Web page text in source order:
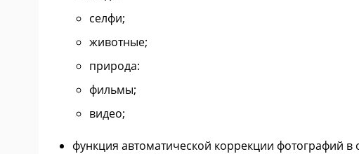
селфи;
животные;
природа:
фильмы;
видео;
функция автоматической коррекции фотографий в